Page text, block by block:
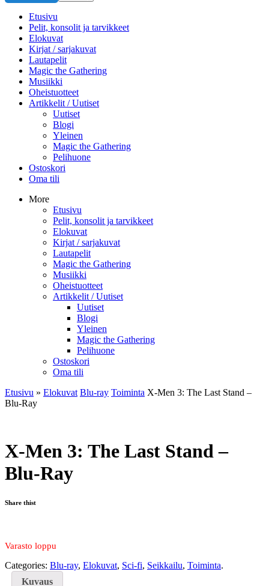
Etusivu
Pelit, konsolit ja tarvikkeet
Elokuvat
Kirjat / sarjakuvat
Lautapelit
Magic the Gathering
Musiikki
Oheistuotteet
Artikkelit / Uutiset
Uutiset
Blogi
Yleinen
Magic the Gathering
Pelihuone
Ostoskori
Oma tili
More
Etusivu
Pelit, konsolit ja tarvikkeet
Elokuvat
Kirjat / sarjakuvat
Lautapelit
Magic the Gathering
Musiikki
Oheistuotteet
Artikkelit / Uutiset
Uutiset
Blogi
Yleinen
Magic the Gathering
Pelihuone
Ostoskori
Oma tili
Etusivu » Elokuvat Blu-ray Toiminta X-Men 3: The Last Stand –
Blu-Ray
X-Men 3: The Last Stand –
Blu-Ray
Share thist
Varasto loppu
Categories: Blu-ray, Elokuvat, Sci-fi, Seikkailu, Toiminta.
Kuvaus